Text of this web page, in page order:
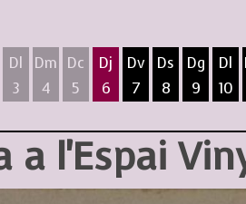
Dl
3
Dm
4
Dc
5
Dj
6
Dv
7
Ds
8
Dg
9
Dl
10
l'Espai